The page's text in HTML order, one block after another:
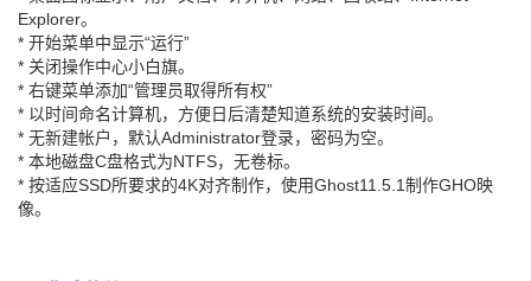
Explorer。
* 开始菜单中显示“运行”
* 关闭操作中心小白旗。
* 右键菜单添加“管理员取得所有权”
* 以时间命名计算机，方便日后清楚知道系统的安装时间。
* 无新建帐户，默认Administrator登录，密码为空。
* 本地磁盘C盘格式为NTFS，无卷标。
* 按适应SSD所要求的4K对齐制作，使用Ghost11.5.1制作GHO映
像。